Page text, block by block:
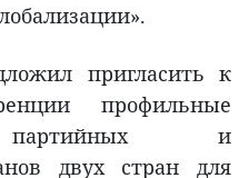
пригласить к
профильные
партийных и
двух стран для